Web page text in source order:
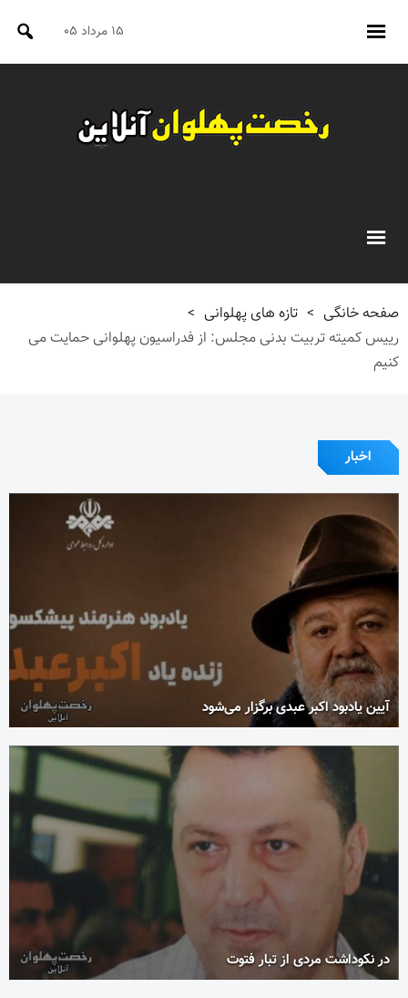
۱۵ مرداد ۰۵
صفحه خانگی > تازه های پهلوانی >
رییس کمیته تربیت بدنی مجلس: از فدراسیون پهلوانی حمایت می
کنیم
اخبار
آیین یادبود اکبر عبدی برگزار می‌شود
در نکوداشت مردی از تبار فتوت